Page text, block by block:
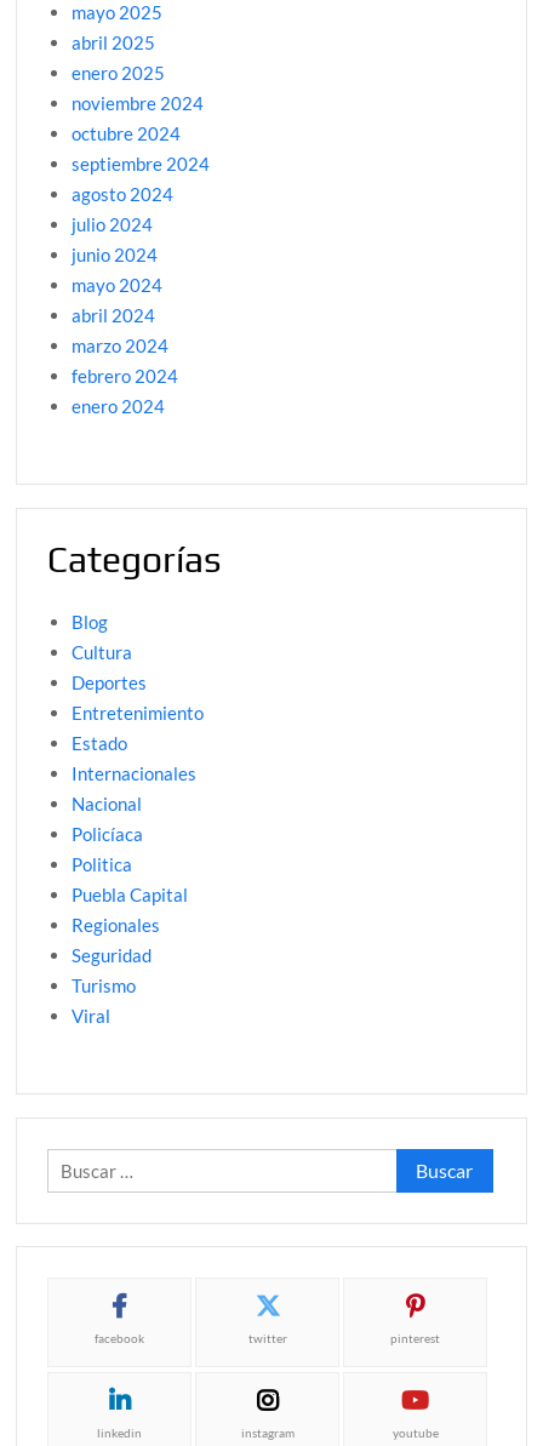
mayo 2025
abril 2025
enero 2025
noviembre 2024
octubre 2024
septiembre 2024
agosto 2024
julio 2024
junio 2024
mayo 2024
abril 2024
marzo 2024
febrero 2024
enero 2024
Categorías
Blog
Cultura
Deportes
Entretenimiento
Estado
Internacionales
Nacional
Policíaca
Politica
Puebla Capital
Regionales
Seguridad
Turismo
Viral
Buscar:
facebook twitter pinterest
linkedin instagram youtube